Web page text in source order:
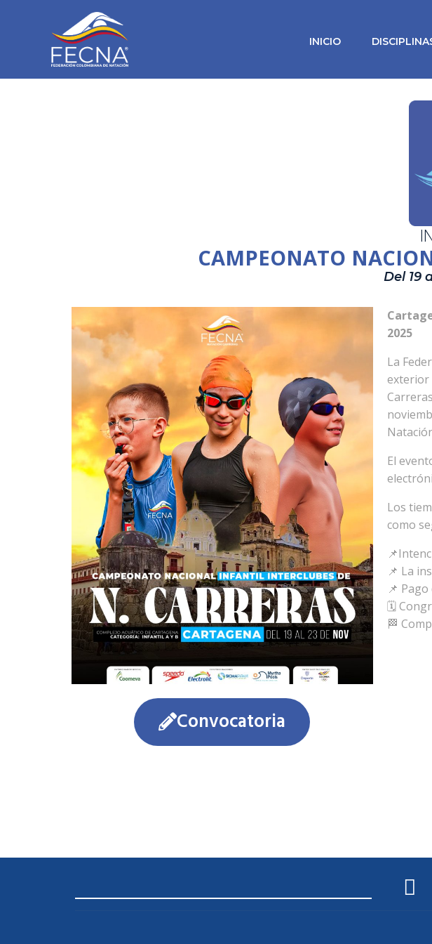
INICIO
CAMPEONATO
Del 19
Convocatoria
2025
La
exterior
El
Los
como
📌 La
📌
🗓️
🏁